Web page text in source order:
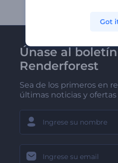
Únase al
Renderforest
Sea de los primeros en
últimas noticias y ofertas
Got